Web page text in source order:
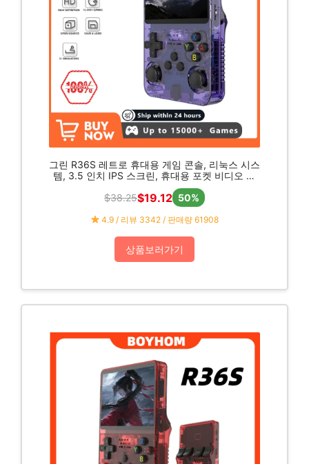
그린 R36S 레트로 휴대용 게임 콘솔, 리눅스 시스
템, 3.5 인치 IPS 스크린, 휴대용 포켓 비디오 플
레이어, 64GB, 128G 게임, 어린이 선물, 신제품
$38.25$19.12 50%
4.9 / 리뷰 3342 / 판매량 61908
상품보러가기